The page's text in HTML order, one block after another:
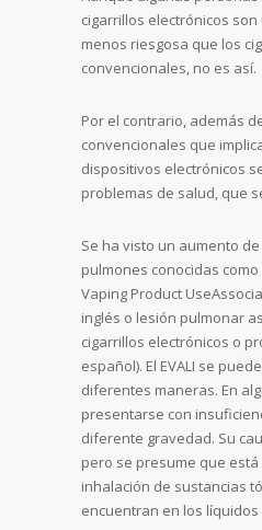
cigarrillos electrónicos
menos riesgosa que los
convencionales, no es así.
Por el contrario, además
convencionales que
dispositivos electrónicos
problemas de salud, que
Se ha visto un aumento
pulmones conocidas como
Vaping Product
inglés o lesión pulmonar
cigarrillos electrónicos o
español). El EVALI se
diferentes maneras. En
presentarse con
diferente gravedad. Su
pero se presume que
inhalación de sustancias
encuentran en los líquidos